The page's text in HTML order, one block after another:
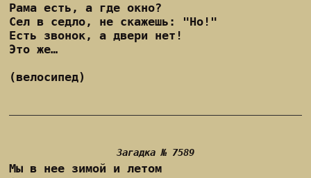
Рама есть, а где окно?
Сел в седло, не скажешь: "Но!"
Есть звонок, а двери нет!
Это же…
(велосипед)
Загадка № 7589
Мы в нее зимой и летом